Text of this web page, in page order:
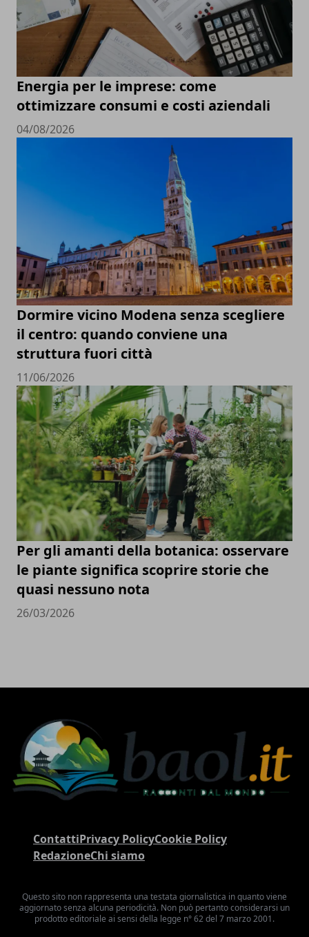
Energia per le imprese: come
ottimizzare consumi e costi aziendali
04/08/2026
Dormire vicino Modena senza scegliere
il centro: quando conviene una
struttura fuori città
11/06/2026
Per gli amanti della botanica: osservare
le piante significa scoprire storie che
quasi nessuno nota
26/03/2026
ContattiPrivacy PolicyCookie Policy
RedazioneChi siamo
Questo sito non rappresenta una testata giornalistica in quanto viene
aggiornato senza alcuna periodicità. Non può pertanto considerarsi un
prodotto editoriale ai sensi della legge n° 62 del 7 marzo 2001.